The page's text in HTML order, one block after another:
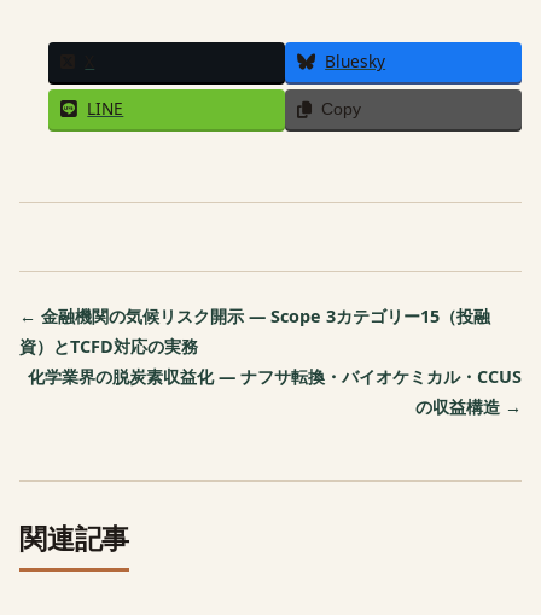
Bluesky
LINE Copy
← 金融機関の気候リスク開示 — Scope 3カテゴリー15（投融
資）とTCFD対応の実務
化学業界の脱炭素収益化 — ナフサ転換・バイオケミカル・CCUS
の収益構造 →
関連記事